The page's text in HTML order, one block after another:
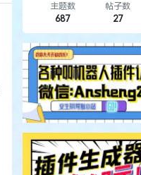
主题数
687
帖子数
27